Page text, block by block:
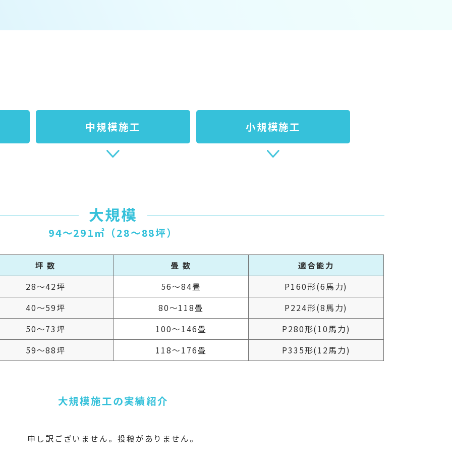
中規模施工 小規模施工
大規模
94〜291㎡（28〜88坪）
坪 数 畳 数
適合能力
28～42坪 56～84畳
P160形(6馬力)
40～59坪 80～118畳
P224形(8馬力)
50～73坪 100～146畳
P280形(10馬力)
59～88坪 118～176畳 P335形(12馬力)
大規模施工の実績紹介
申し訳ございません。投稿がありません。